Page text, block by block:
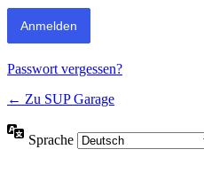
Passwort vergessen?
← Zu SUP Garage
Sprache